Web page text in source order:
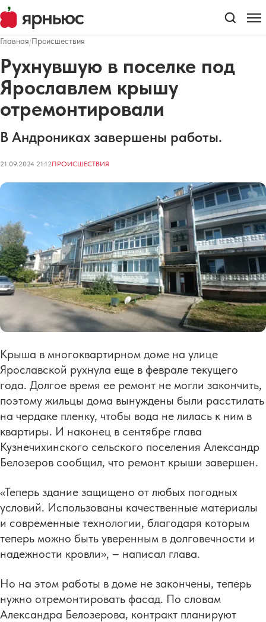
Главная/Происшествия
Рухнувшую в поселке под
Ярославлем крышу
отремонтировали
В Андрониках завершены работы.
21.09.2024 21:12ПРОИСШЕСТВИЯ
Крыша в многоквартирном доме на улице
Ярославской рухнула еще в феврале текущего
года. Долгое время ее ремонт не могли закончить,
поэтому жильцы дома вынуждены были расстилать
на чердаке пленку, чтобы вода не лилась к ним в
квартиры. И наконец в сентябре глава
Кузнечихинского сельского поселения Александр
Белозеров сообщил, что ремонт крыши завершен.
«Теперь здание защищено от любых погодных
условий. Использованы качественные материалы
и современные технологии, благодаря которым
теперь можно быть уверенным в долговечности и
надежности кровли», – написал глава.
Но на этом работы в доме не закончены, теперь
нужно отремонтировать фасад. По словам
Александра Белозерова, контракт планируют